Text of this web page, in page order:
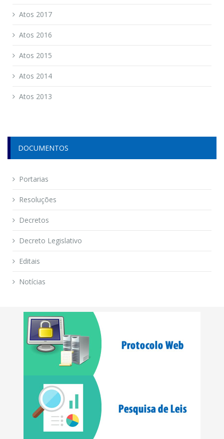
Atos 2017
Atos 2016
Atos 2015
Atos 2014
Atos 2013
DOCUMENTOS
Portarias
Resoluções
Decretos
Decreto Legislativo
Editais
Notícias